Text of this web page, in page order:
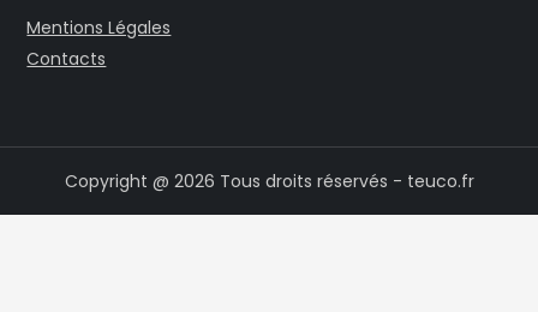
Mentions Légales
Contacts
Copyright @ 2026 Tous droits réservés - teuco.fr